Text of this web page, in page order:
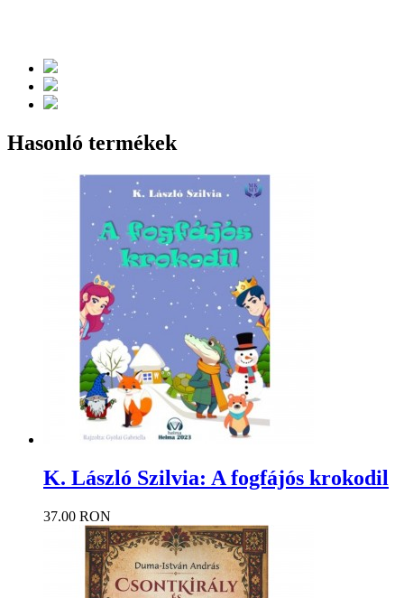
Hasonló termékek
K. László Szilvia: A fogfájós krokodil
37.00 RON